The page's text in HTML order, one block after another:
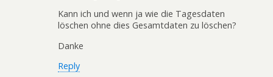
Kann ich und wenn ja wie die Tagesdaten
löschen ohne dies Gesamtdaten zu löschen?
Danke
Reply